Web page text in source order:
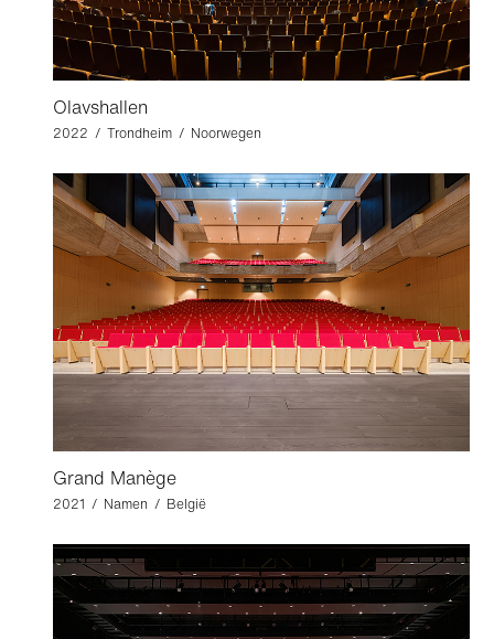
Olavshallen
2022 / Trondheim / Noorwegen
Grand Manège
2021 / Namen / België